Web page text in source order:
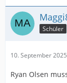
Schüler
10. September
Ryan Olsen